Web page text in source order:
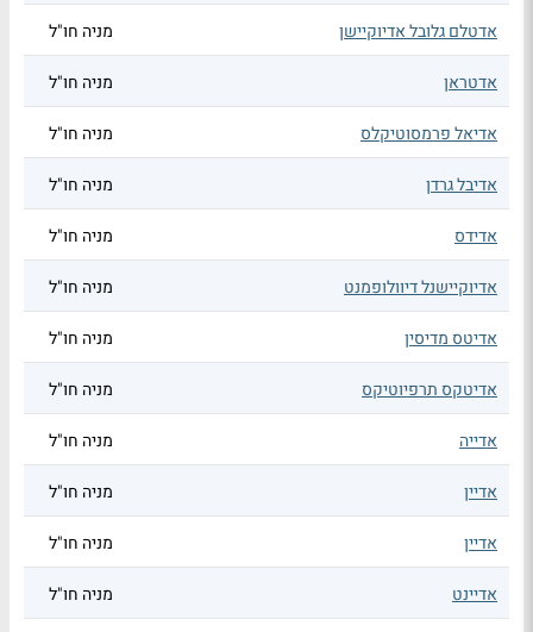
אדטלם גלובל אדיוקיישן מניה חו"ל
אדטראן מניה חו"ל
אדיאל פרמסוטיקלס מניה חו"ל
אדיבל גרדן מניה חו"ל
אדידס מניה חו"ל
אדיוקיישנל דיוולופמנט מניה חו"ל
אדיטס מדיסין מניה חו"ל
אדיטקס תרפיוטיקס מניה חו"ל
אדייה מניה חו"ל
אדיין מניה חו"ל
אדיין מניה חו"ל
אדיינט מניה חו"ל